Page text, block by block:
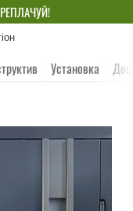
Установка